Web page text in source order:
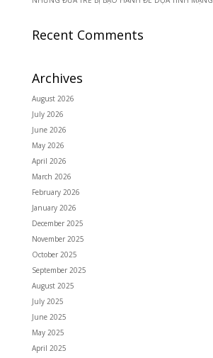
Recent Comments
Archives
August 2026
July 2026
June 2026
May 2026
April 2026
March 2026
February 2026
January 2026
December 2025
November 2025
October 2025
September 2025
August 2025
July 2025
June 2025
May 2025
April 2025